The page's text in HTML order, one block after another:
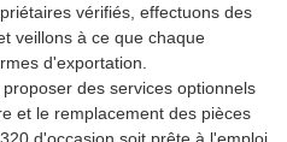
vérifiés, effectuons des
veillons à ce que chaque
d'exportation.
des services optionnels
et le remplacement des pièces